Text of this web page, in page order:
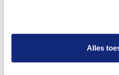
Alles
Een betere uitvaart